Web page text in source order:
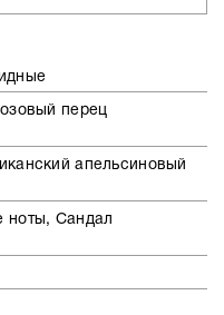
перец
апельсиновый
ноты, Сандал